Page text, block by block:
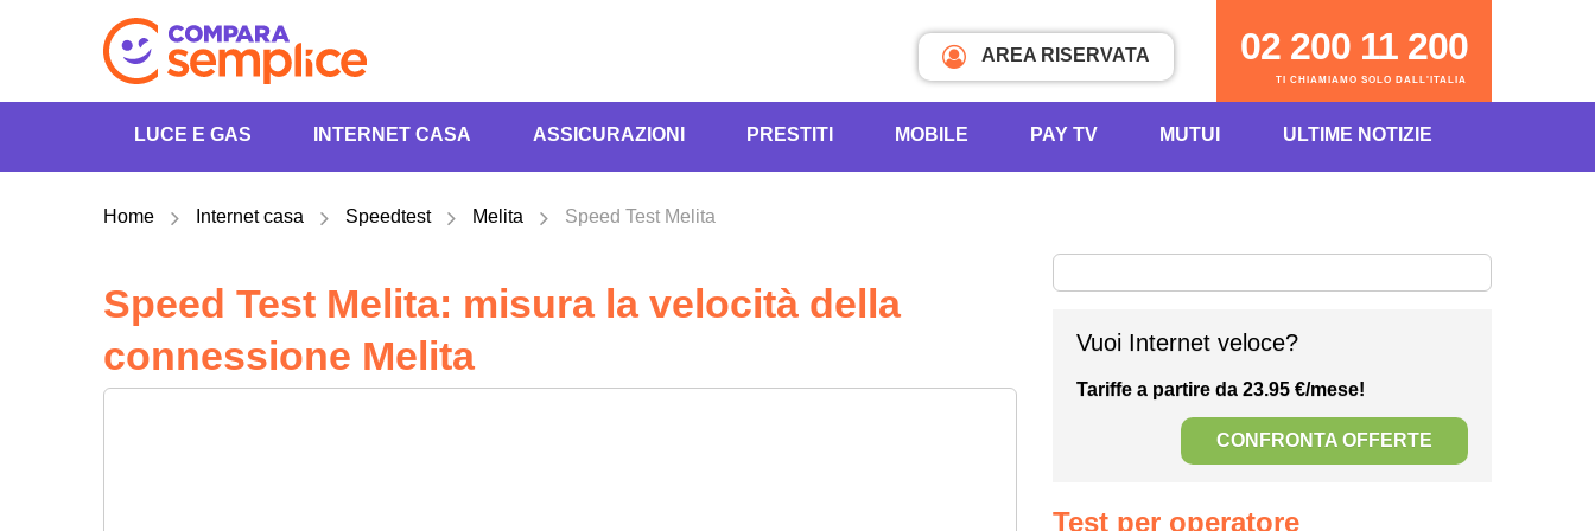
TI CHIAMIAMO SOLO DALL'ITALIA
02 200 11 200
AREA RISERVATA
LUCE E GAS INTERNET CASA ASSICURAZIONI PRESTITI MOBILE PAY TV MUTUI ULTIME NOTIZIE
Home Internet casa Speedtest Melita Speed Test Melita
Speed Test Melita: misura la velocità della
connessione Melita
Vuoi Internet veloce?
Tariffe a partire da 23.95 €/mese!
CONFRONTA OFFERTE
Test per operatore